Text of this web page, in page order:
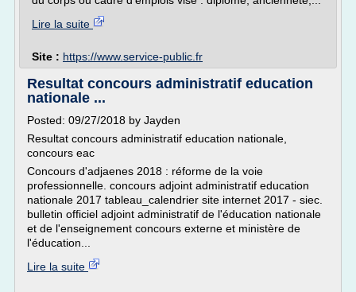
Lire la suite
Site : https://www.service-public.fr
Resultat concours administratif education
nationale ...
Posted: 09/27/2018 by Jayden
Resultat concours administratif education nationale,
concours eac
Concours d'adjaenes 2018 : réforme de la voie
professionnelle. concours adjoint administratif education
nationale 2017 tableau_calendrier site internet 2017 - siec.
bulletin officiel adjoint administratif de l'éducation nationale
et de l'enseignement concours externe et ministère de
l'éducation...
Lire la suite